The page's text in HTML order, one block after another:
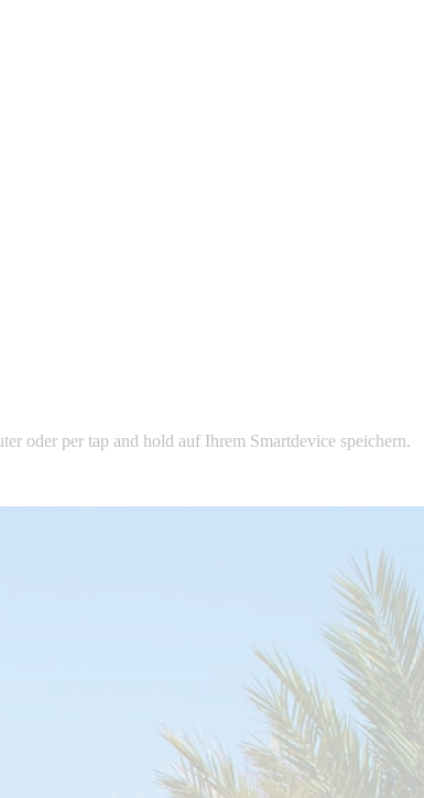
oder per tap and hold auf Ihrem Smartdevice speichern.